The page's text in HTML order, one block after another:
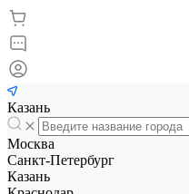
Казань
Москва
Санкт-Петербург
Казань